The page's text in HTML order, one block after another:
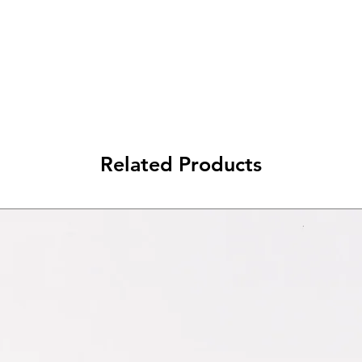
Related Products